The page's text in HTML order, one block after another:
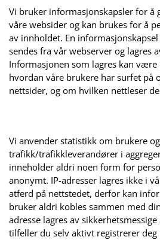
Vi bruker informasjonskapsler for å
våre websider og kan brukes for å
av innholdet. En
sendes fra vår webserver og lagres
Informasjonen som lagres kan
hvordan våre brukere har surfet på
nettsider, og om hvilken nettleser
Vi anvender statistikk om brukere og
trafikk/trafikkleverandører i
inneholder aldri noen form for
anonymt. IP-adresser lagres ikke i
atferd på nettstedet, derfor kan
bruker aldri kobles sammen med
adresse lagres av
tilfeller du selv aktivt registrerer deg